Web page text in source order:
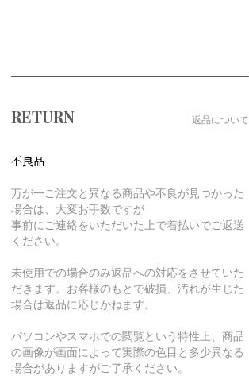
RETURN 返品について
不良品
万が一ご注文と異なる商品や不良が見つかった
場合は、大変お手数ですが
事前にご連絡をいただいた上で着払いでご返送
ください。
未使用での場合のみ返品への対応をさせていた
だきます。お客様のもとで破損、汚れが生じた
場合は返品に応じかねます。
パソコンやスマホでの閲覧という特性上、商品
の画像が画面によって実際の色目と多少異なる
場合がありますがご了承ください。